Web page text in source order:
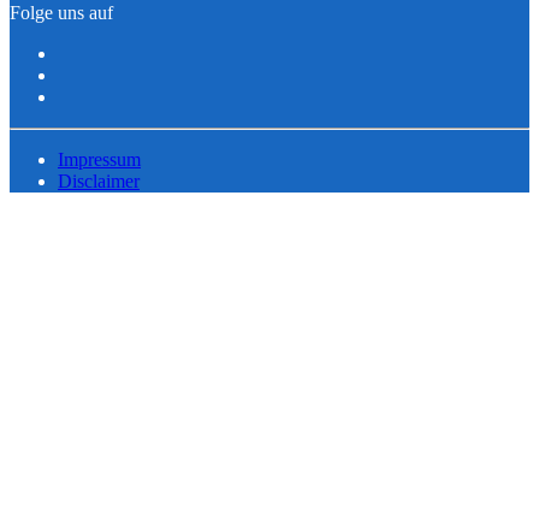
Folge uns auf
Impressum
Disclaimer